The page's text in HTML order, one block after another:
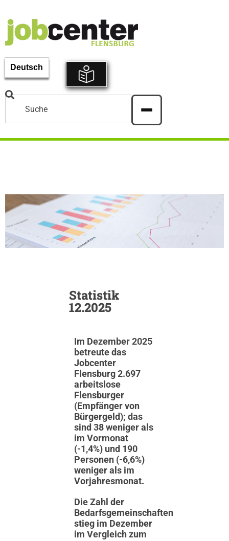
Statistik
12.2025
Im Dezember 2025
betreute das
Jobcenter
Flensburg 2.697
arbeitslose
Flensburger
(Empfänger von
Bürgergeld); das
sind 38 weniger als
im Vormonat
(-1,4%) und 190
Personen (-6,6%)
weniger als im
Vorjahresmonat.
Die Zahl der
Bedarfsgemeinschaften
stieg im Dezember
im Vergleich zum